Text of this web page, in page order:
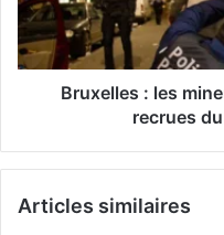
v
e
c
r
s
l
e
s
i
Bruxelles : les
recrues
Articles similaires